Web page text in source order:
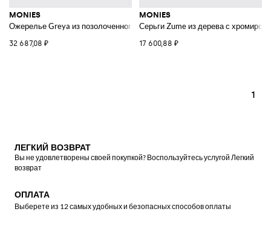
MONIES
Ожерелье Greya из позолоченного дерева и кожи
32 687,08 ₽
MONIES
Серьги Zume из дерева с
17 600,88 ₽
1
ЛЕГКИЙ ВОЗВРАТ
Вы не удовлетворены своей покупкой? Воспользуйтесь услугой Легкий
возврат
ОПЛАТА
Выберете из 12 самых удобных и безопасных способов оплаты